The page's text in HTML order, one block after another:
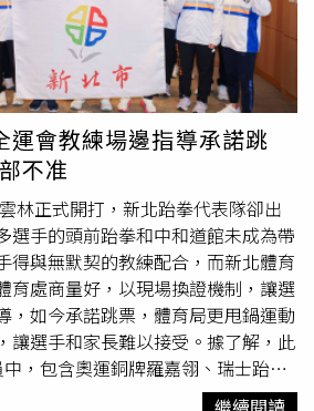
運會教練場邊指導承諾跳
不准
林正式開打，新北跆拳代表隊卻出
選手的頭前跆拳和中和道館未成為帶
得與無默契的教練配合，而新北體育
育處商量好，以現場換證機制，讓選
，如今承諾跳票，體育局更甩鍋運動
讓選手和家長難以接受。據了解，此
，包含奧運銅牌羅嘉翎、瑞士跆拳
全中運連霸金牌沈佳蓁等英雌，8人